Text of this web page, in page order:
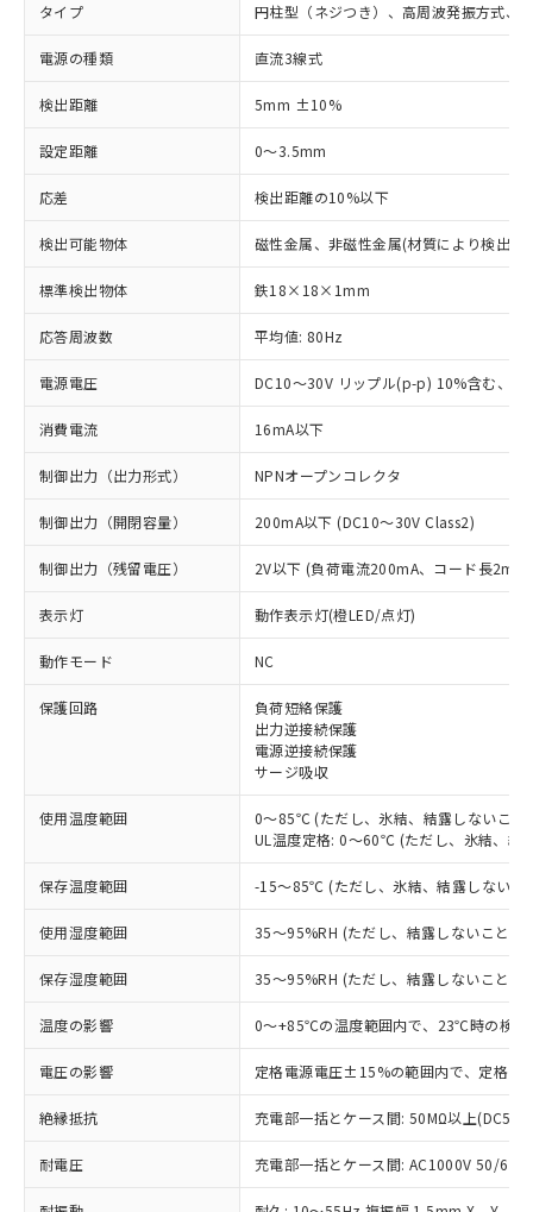
タイプ 円柱型（ネジつき）、高周波発振方式、
電源の種類 直流3線式
検出距離 5mm ±10%
設定距離 0～3.5mm
応差 検出距離の10%以下
検出可能物体 磁性金属、非磁性金属(材質により検出距
標準検出物体 鉄18×18×1mm
応答周波数 平均値: 80Hz
電源電圧 DC10～30V リップル(p-p) 10%含む、
消費電流 16mA以下
制御出力（出力形式） NPNオープンコレクタ
制御出力（開閉容量） 200mA以下 (DC10～30V Class2)
制御出力（残留電圧） 2V以下 (負荷電流200mA、コード長2m時
表示灯 動作表示灯(橙LED/点灯)
動作モード NC
保護回路
負荷短絡保護
出力逆接続保護
電源逆接続保護
サージ吸収
使用温度範囲
0～85℃ (ただし、氷結、結露しないこと)
UL温度定格: 0～60℃ (ただし、氷結、結
保存温度範囲 -15～85℃ (ただし、氷結、結露しないこ
使用湿度範囲 35～95%RH (ただし、結露しないこと)
保存湿度範囲 35～95%RH (ただし、結露しないこと)
温度の影響 0～+85℃の温度範囲内で、23℃時の検
電圧の影響 定格電源電圧±15%の範囲内で、定格電
絶縁抵抗 充電部一括とケース間: 50MΩ以上
耐電圧 充電部一括とケース間: AC1000V 50/
ご利用条件
以下の条件をお読みいただき、同意のうえ
ご利用ください。
本サービスは、当社制御機器事業取扱
商品の当社在庫状況および標準価格
(税抜)を提供させていただくもので
当社制御機器事業取扱商品の中には、
本サービスの対象外となる商品もある
ことをご了承ください。
在庫状況および標準価格照会結果は、
記載している更新日時点での社内デー
※1 対応状況
対応済み：EU RoHS指令（10物質）の
非含有に対応した製品が提供可能な商品で
対応予定：EU RoHS指令（10物質）の非含
有に対応した製品に切り替える予定のある
商品です。
対応予定なし：EU RoHS指令（10物質）の
非含有に非対応の商品で、対応品を出す予
調査・確認中：EU RoHS指令（10物質）の
非含有の対応状況を調査中または確認中の
商品です。
非該当品：ライセンス料など無形物で、有
害物質有無と関係のない商品です。
いたものが、含有品と判明した場合などや
むを得ず変更することがあります。
*EU RoHS指令（10物質）：
※1 中国RoHS○×表
「○」：最大均質材料含有率が中国RoHSの
基準値以下であることを示します。
「×」：最大均質材料含有率が中国RoHSの
基準値を超えていることを示します。
為替および外国貿易法に定める商品
（以下｢規制貨物等」という）を輸出